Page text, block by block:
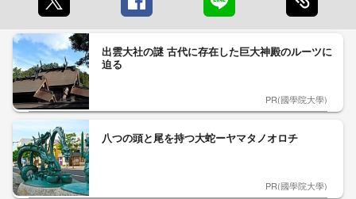
出雲大社の謎 古代に存在した巨大神殿のルーツに
迫る
PR(國學院大學)
八つの頭と尾を持つ大蛇ーヤマタノオロチ
PR(國學院大學)